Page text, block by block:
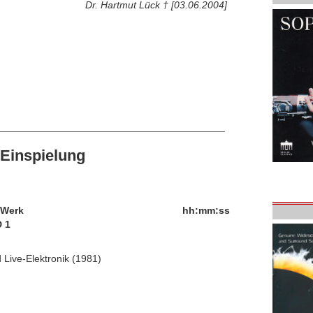
Dr. Hartmut Lück † [03.06.2004]
hh:mm:ss
1
Elektronik (1981)